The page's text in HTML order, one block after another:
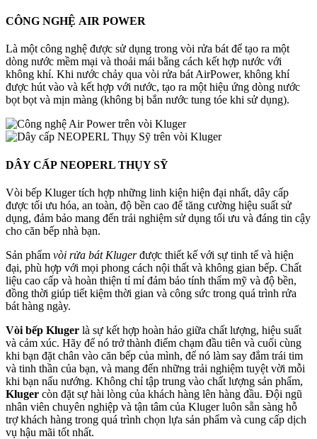
CÔNG NGHỆ AIR POWER
Là một công nghệ được sử dụng trong vòi rửa bát để tạo ra một
dòng nước mềm mại và thoải mái bằng cách kết hợp nước với
không khí. Khi nước chảy qua vòi rửa bát AirPower, không khí
được hút vào và kết hợp với nước, tạo ra một hiệu ứng dòng nước
bọt bọt và mịn màng (không bị bắn nước tung tóe khi sử dụng).
DÂY CẤP NEOPERL THỤY SỸ
Vòi bếp Kluger tích hợp những linh kiện hiện đại nhất, dây cấp
được tối ưu hóa, an toàn, độ bền cao để tăng cường hiệu suất sử
dụng, đảm bảo mang đến trải nghiệm sử dụng tối ưu và đáng tin cậy
cho căn bếp nhà bạn.
Sản phẩm vòi rửa bát Klugerđược thiết kế với sự tinh tế và hiện
đại, phù hợp với mọi phong cách nội thất và không gian bếp. Chất
liệu cao cấp và hoàn thiện tỉ mỉ đảm bảo tính thẩm mỹ và độ bền,
đồng thời giúp tiết kiệm thời gian và công sức trong quá trình rửa
bát hàng ngày.
Vòi bếp Kluger là sự kết hợp hoàn hảo giữa chất lượng, hiệu suất
và cảm xúc. Hãy để nó trở thành điểm chạm đầu tiên và cuối cùng
khi bạn đặt chân vào căn bếp của mình, để nó làm say đắm trái tim
và tinh thần của bạn, và mang đến những trải nghiệm tuyệt vời mỗi
khi bạn nấu nướng. Không chỉ tập trung vào chất lượng sản phẩm,
Kluger còn đặt sự hài lòng của khách hàng lên hàng đầu. Đội ngũ
nhân viên chuyên nghiệp và tận tâm của Kluger luôn sẵn sàng hỗ
trợ khách hàng trong quá trình chọn lựa sản phẩm và cung cấp dịch
vụ hậu mãi tốt nhất.